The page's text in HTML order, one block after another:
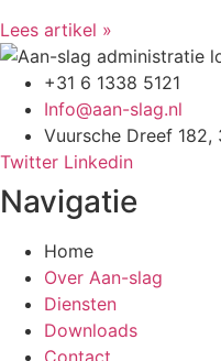
Lees artikel »
+31 6 1338 5121
Info@aan-slag.nl
Vuursche Dreef 182,
Twitter Linkedin
Navigatie
Home
Over Aan-slag
Diensten
Downloads
Contact